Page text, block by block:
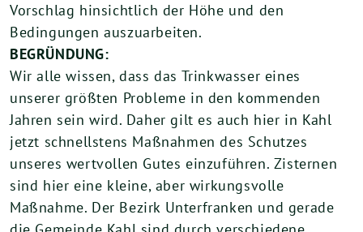
Vorschlag hinsichtlich der Höhe und den
Bedingungen auszuarbeiten.
BEGRÜNDUNG:
Wir alle wissen, dass das Trinkwasser eines
unserer größten Probleme in den kommenden
Jahren sein wird. Daher gilt es auch hier in Kahl
jetzt schnellstens Maßnahmen des Schutzes
unseres wertvollen Gutes einzuführen. Zisternen
sind hier eine kleine, aber wirkungsvolle
Maßnahme. Der Bezirk Unterfranken und gerade